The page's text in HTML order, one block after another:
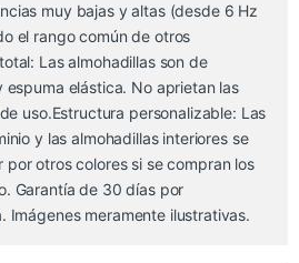
muy bajas y altas (desde 6 Hz
el rango común de otros
Las almohadillas son de
elástica. No aprietan las
uso.Estructura personalizable: Las
y las almohadillas interiores se
otros colores si se compran los
Garantía de 30 días por
meramente ilustrativas.